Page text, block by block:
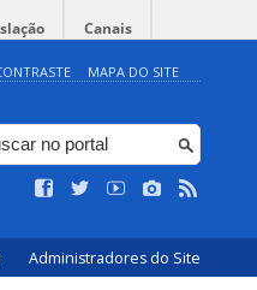
Canais
MAPA DO SITE
Administradores do Site